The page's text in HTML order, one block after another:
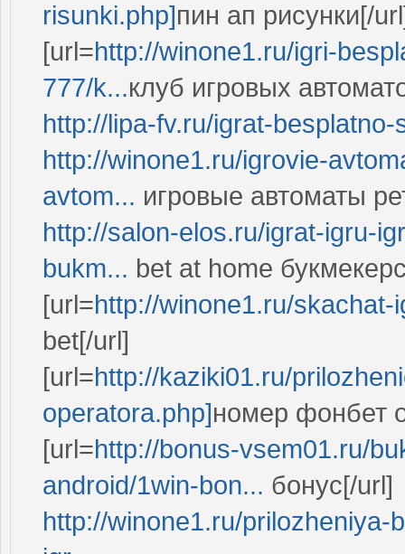
risunki.php]пин ап рисунки[/
[url=http://winone1.ru/igri-
777/k...клуб игровых
http://lipa-fv.ru/igrat-
http://winone1.ru/igrovie-
avtom... игровые автоматы
http://salon-elos.ru/igrat-igru-
bukm... bet at home
[url=http://winone1.ru/
bet[/url]
[url=http://kaziki01.ru/
operatora.php]номер фонбет
[url=http://bonus-vsem01.ru/
android/1win-bon... бонус[/url]
http://winone1.ru/